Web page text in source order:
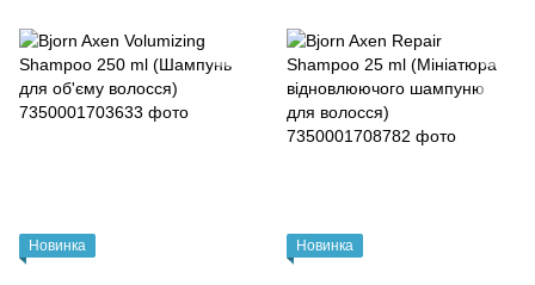
Новинка Новинка